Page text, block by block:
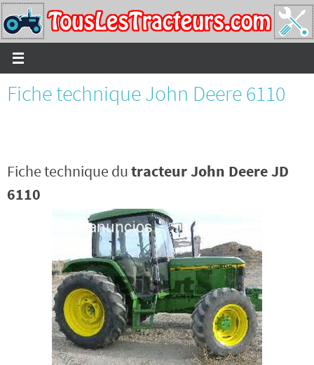
Passer
vers
le
contenu
Fiche technique John Deere 6110
Fiche technique dutracteur John Deere JD
6110